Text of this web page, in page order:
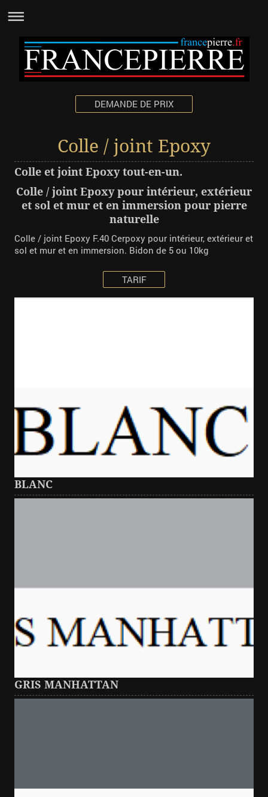
DEMANDE DE PRIX
Colle / joint Epoxy
Colle et joint Epoxy tout-en-un.
Colle / joint Epoxy pour intérieur, extérieur
et sol et mur et en immersion pour pierre
naturelle
Colle / joint Epoxy F.40 Cerpoxy pour intérieur, extérieur et
sol et mur et en immersion. Bidon de 5 ou 10kg
TARIF
BLANC
GRIS MANHATTAN